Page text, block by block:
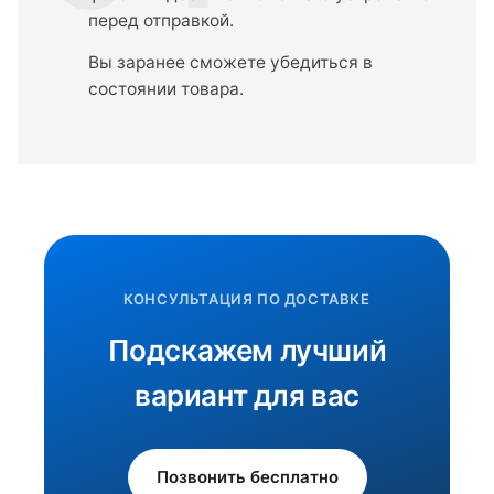
перед отправкой.
Вы заранее сможете убедиться в
состоянии товара.
КОНСУЛЬТАЦИЯ ПО ДОСТАВКЕ
Подскажем лучший
вариант для вас
Позвонить бесплатно